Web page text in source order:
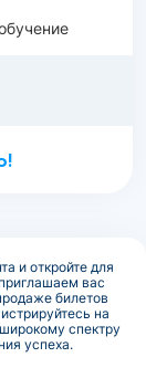
и откройте для
вас
билетов
на
спектру
успеха.